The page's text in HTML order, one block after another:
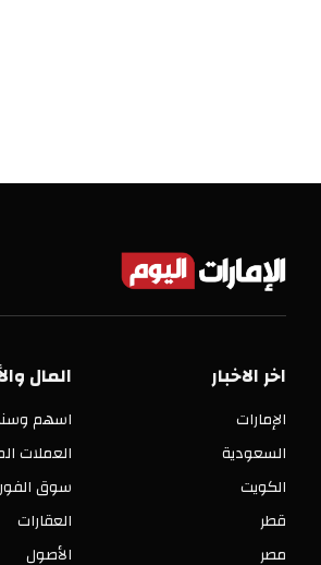
اخر الاخبار
الإمارات
السعودية
الكويت
قطر
مصر
المال
اسهم
العملات
سوق
العقارات
الأصول